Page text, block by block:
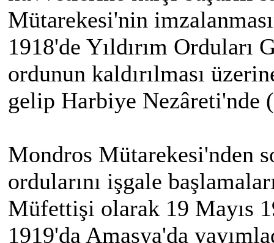
Mütarekesi'nin
1918'de Yıldırım
ordunun kaldırılması
gelip Harbiye Nezâreti'nde
Mondros Mütarekesi'nden
ordularını işgale
Müfettişi olarak 19 Mayıs
1919'da Amasya'da